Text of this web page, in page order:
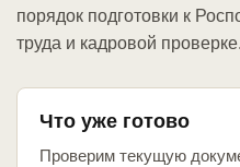
порядок подготовки к
труда и кадровой проверке.
Что уже готово
Проверим текущую